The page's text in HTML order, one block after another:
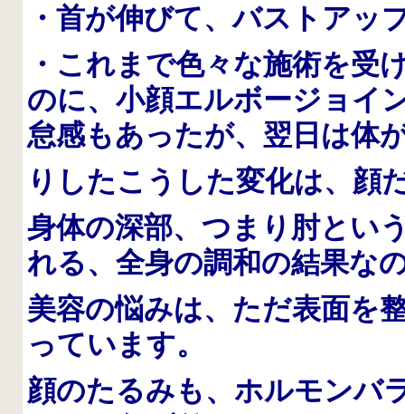
・首が伸びて、バストアッ
・これまで色々な施術を受
のに、小顔エルボージョイ
怠感もあったが、翌日は体
りしたこうした変化は、顔
身体の深部、つまり肘とい
れる、全身の調和の結果な
美容の悩みは、ただ表面を
っています。
顔のたるみも、ホルモンバ